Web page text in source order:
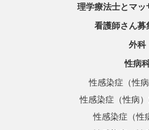
理学療法士とマッ
看護師さん募
外科
性病
性感染症（性
性感染症（性病
性感染症（性